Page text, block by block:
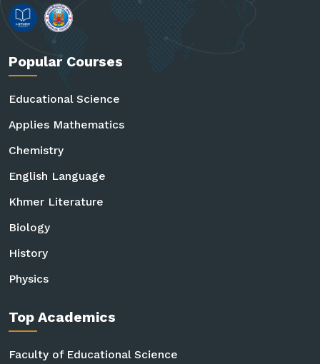
Popular Courses
Educational Science
Applies Mathematics
Chemistry
English Language
Khmer Literature
Biology
History
Physics
Top Academics
Faculty of Educational Science